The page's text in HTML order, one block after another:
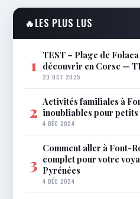
🔥LES PLUS LUS
1 TEST – Plage de
découvrir en Corse —
23 OCT 2025
2 Activités familiales à
inoubliables pour petits
4 DÉC 2024
3
Comment aller à Font-
complet pour votre
Pyrénées
4 DÉC 2024